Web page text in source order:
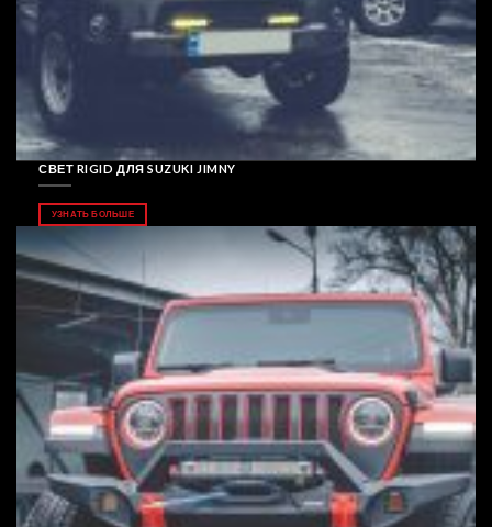
СВЕТ RIGID ДЛЯ SUZUKI JIMNY
УЗНАТЬ БОЛЬШЕ